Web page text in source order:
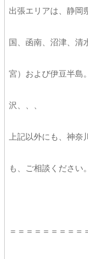
出張エリアは、静岡
国、函南、沼津、清
宮）および伊豆半島
沢、、、
上記以外にも、神
も、ご相談ください。
＝＝＝＝＝＝＝＝＝